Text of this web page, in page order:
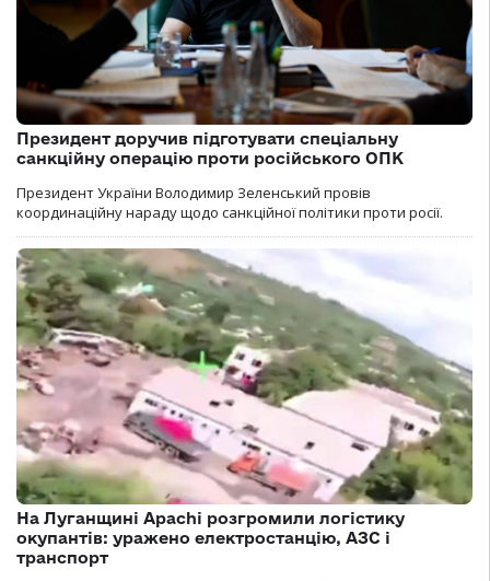
Президент доручив підготувати спеціальну
санкційну операцію проти російського ОПК
Президент України Володимир Зеленський провів
координаційну нараду щодо санкційної політики проти росії.
На Луганщині Apachi розгромили логістику
окупантів: уражено електростанцію, АЗС і
транспорт